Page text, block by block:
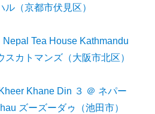
（京都市伏見区）
Nepal Tea House Kathmandu
スカトマンズ（大阪市北区）
Khane Din ３ ＠ ネパー
ズーズーダゥ（池田市）